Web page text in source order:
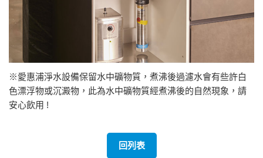
※愛惠浦淨水設備保留水中礦物質，煮沸後過濾水會有些許白
色漂浮物或沉澱物，此為水中礦物質經煮沸後的自然現象，請
安心飲用 !
回列表